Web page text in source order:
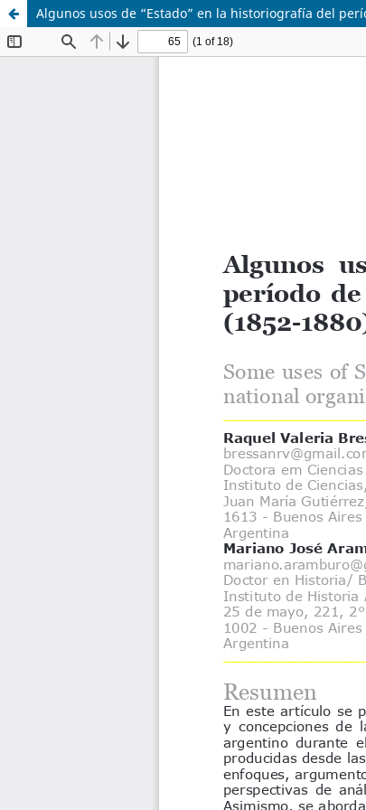
Algunos usos de “Estado” en la historiografía del